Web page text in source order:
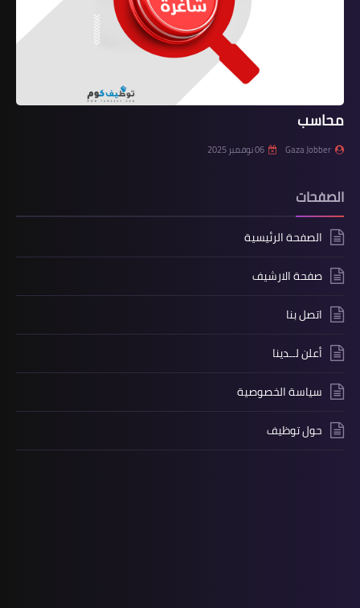
محاسب
Gaza Jobber 06 نوفمبر 2025
الصفحات
الصفحة الرئيسية
صفحة الارشيف
اتصل بنا
أعلن لــدينا
سياسة الخصوصية
حول توظيف